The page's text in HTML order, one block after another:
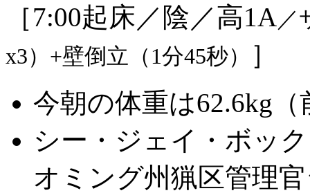
［7:00起床／陰／高1A ／
x3）+壁倒立（1分45秒）
］
今朝の体重は62.6kg（
シー・ジェイ・ボッ
オミング州猟区管理